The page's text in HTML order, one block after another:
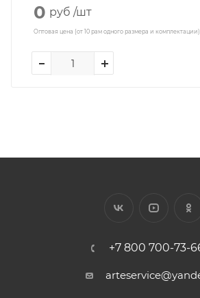
0 руб /шт
Оптовая цена (от 10 рам одного размера и комплектации)
+7 800 700-73-